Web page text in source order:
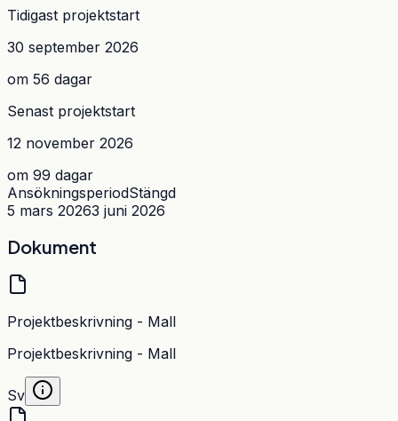
Tidigast projektstart
30 september 2026
om 56 dagar
Senast projektstart
12 november 2026
om 99 dagar
AnsökningsperiodStängd
5 mars 20263 juni 2026
Dokument
Projektbeskrivning - Mall
Projektbeskrivning - Mall
Sv